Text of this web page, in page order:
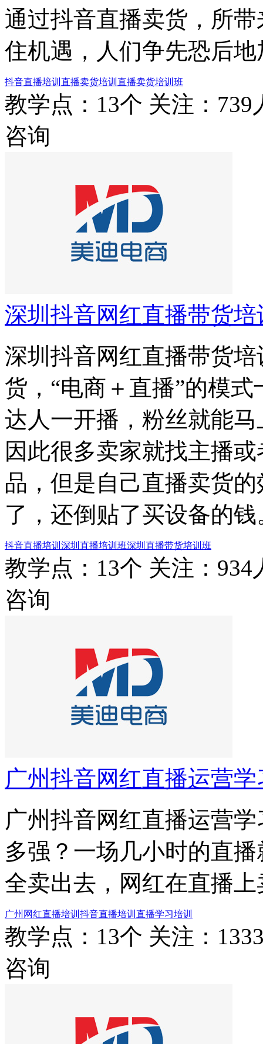
通过抖音直播卖货，所
住机遇，人们争先恐后
抖音直播培训 直播卖货培训 直播卖货培训班
教学点：13个 关注：739
咨询
深圳抖音网红直播带货培
深圳抖音网红直播带货
货，“电商＋直播”的模
达人一开播，粉丝就能
因此很多卖家就找主播
品，但是自己直播卖货
了，还倒贴了买设备的钱
抖音直播培训 深圳直播培训班深圳直播带货培训班
教学点：13个 关注：934
咨询
广州抖音网红直播运营
广州抖音网红直播运营
多强？一场几小时的直
全卖出去，网红在直播
广州网红直播培训 抖音直播培训 直播学习培训
教学点：13个 关注：
咨询